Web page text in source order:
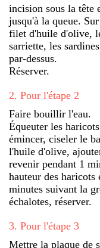
incision sous la tête
jusqu'à la queue.
filet d'huile d'olive,
sarriette, les
par-dessus.
Réserver.
2. Pour l'étape 2
Faire bouillir l'eau.
Équeuter les
émincer, ciseler le
l'huile d'olive,
revenir pendant 1
hauteur des
minutes suivant la
échalotes, réserver.
3. Pour l'étape 3
Mettre la plaque de